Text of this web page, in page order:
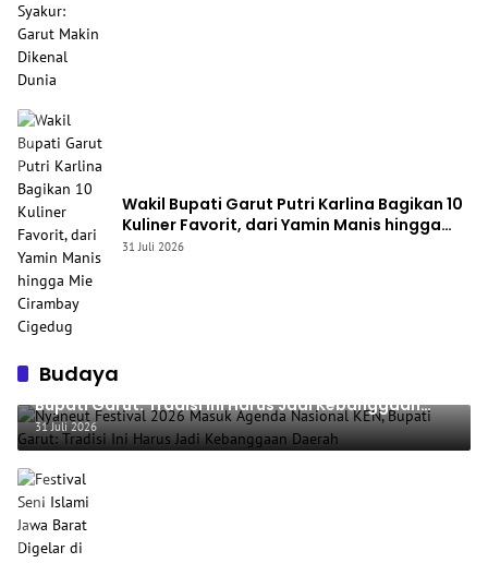
Wakil Bupati Garut Putri Karlina Bagikan 10
Kuliner Favorit, dari Yamin Manis hingga
Mie Cirambay Cigedug
31 Juli 2026
Budaya
Nyaneut Festival 2026 Masuk Agenda Nasional KEN,
Bupati Garut: Tradisi Ini Harus Jadi Kebanggaan
Daerah
31 Juli 2026